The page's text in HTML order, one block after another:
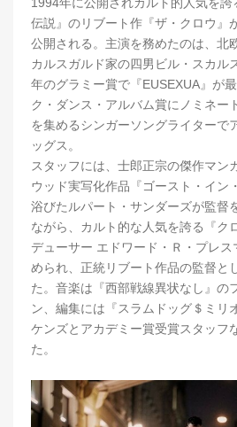
伝説』のリブート作『ザ・クロウ』
公開される。主演を務めたのは、北
カルスガルド家の四男ビル・スカル
年のグラミー賞で『EUSEXUA』が
ク・ダンス・アルバム賞にノミネー
を集めるシンガーソングライターで
ッグス。
スタッフには、士郎正宗の傑作マン
ウッド実写化作品『ゴースト・イン
浴びたルパート・サンダーズが監督
ながら、カルト的な人気を誇る『ク
デューサー エドワード・Ｒ・プレ
められ、正統リブート作品の監督と
た。音楽は『西部戦線異状なし』の
ン、編集には『スラムドッグ＄ミリ
ケンズとアカデミー賞受賞スタッフ
た。